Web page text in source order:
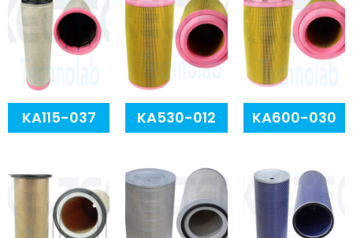
KA115-037 KA530-012 KA600-030